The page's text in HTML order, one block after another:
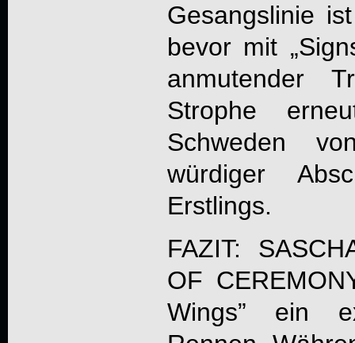
Gesangslinie
bevor mit „
anmutender
Strophe
Schweden
würdiger
Erstlings.
FAZIT:
OF
Wings” ein